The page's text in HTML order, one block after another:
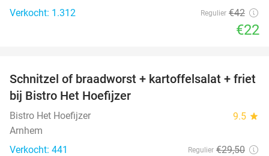
Verkocht: 1.312
Regulier €42
€22
51%
Schnitzel of braadworst + kartoffelsalat + friet
bij Bistro Het Hoefijzer
Bistro Het Hoefijzer 9.5 star
Arnhem
Verkocht: 441
Regulier €29,50